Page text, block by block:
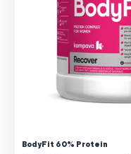
BodyFit 60% Protein